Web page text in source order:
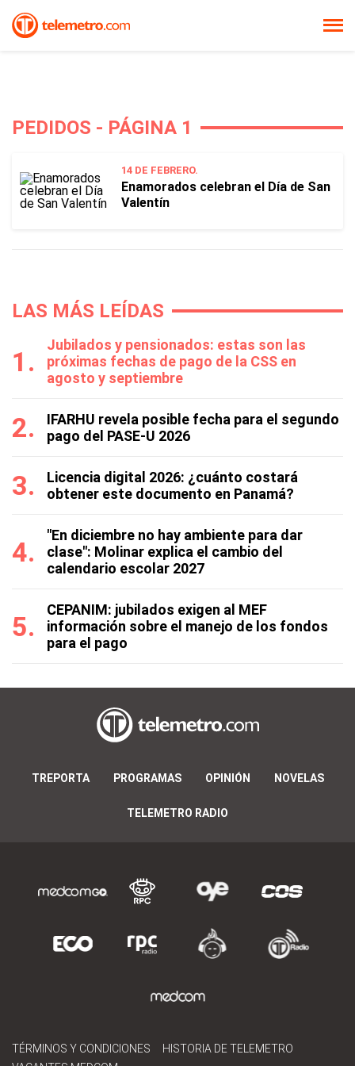
PEDIDOS - PÁGINA 1
14 DE FEBRERO.
Enamorados celebran el Día de San
Valentín
LAS MÁS LEÍDAS
Jubilados y pensionados: estas son las
próximas fechas de pago de la CSS en
agosto y septiembre
IFARHU revela posible fecha para el segundo
pago del PASE-U 2026
Licencia digital 2026: ¿cuánto costará
obtener este documento en Panamá?
"En diciembre no hay ambiente para dar
clase": Molinar explica el cambio del
calendario escolar 2027
CEPANIM: jubilados exigen al MEF
información sobre el manejo de los fondos
para el pago
TREPORTA PROGRAMAS OPINIÓN NOVELAS
TELEMETRO RADIO
TÉRMINOS Y CONDICIONES
HISTORIA DE TELEMETRO